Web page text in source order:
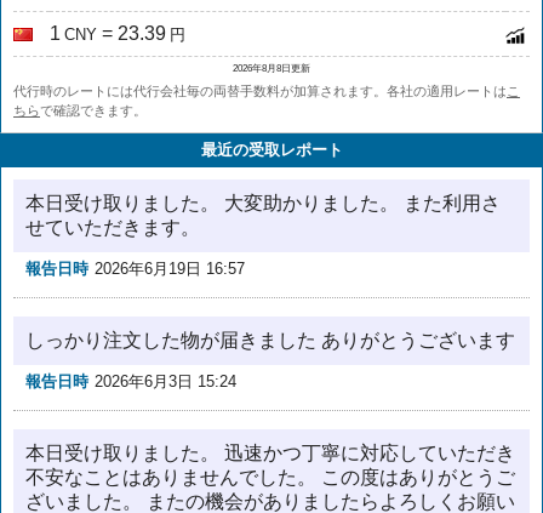
1 CNY = 23.39 円
2026年8月8日更新
代行時のレートには代行会社毎の両替手数料が加算されます。各社の適用レートは こ
ちらで確認できます。
最近の受取レポート
本日受け取りました。 大変助かりました。 また利用さ
せていただきます。
報告日時 2026年6月19日 16:57
しっかり注文した物が届きました ありがとうございます
報告日時 2026年6月3日 15:24
本日受け取りました。 迅速かつ丁寧に対応していただき
不安なことはありませんでした。 この度はありがとうご
ざいました。 またの機会がありましたらよろしくお願い